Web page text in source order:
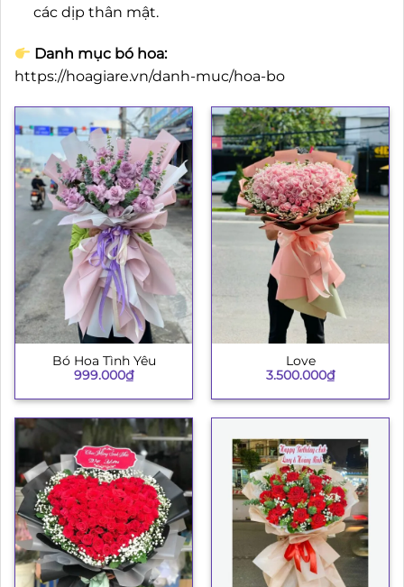
các dịp thân mật.
Danh mục bó hoa:
https://hoagiare.vn/danh-muc/hoa-bo
Bó Hoa Tình Yêu
999.000₫
Love
3.500.000₫